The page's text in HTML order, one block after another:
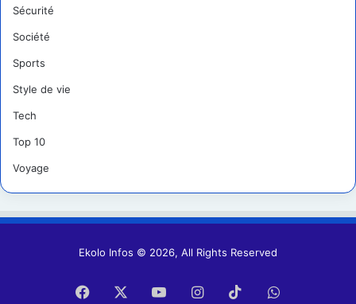
Sécurité
Société
Sports
Style de vie
Tech
Top 10
Voyage
Ekolo Infos © 2026, All Rights Reserved
Facebook YouTubeInstagram
TikTokWhatsApp